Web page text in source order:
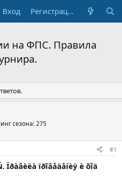
Вход Регистрация
на ФПС. Правила
сезона: 275
#1
Ïðàâèëà ïðîâåäåíèÿ è õîä